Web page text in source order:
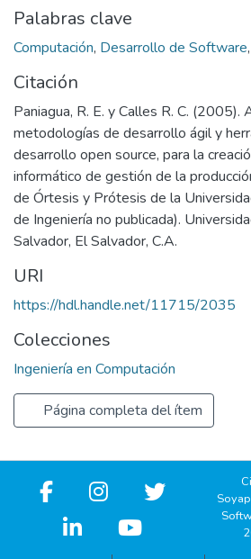
Palabras clave
Computación, Desarrollo de Software,
Citación
Paniagua, R. E. y Calles R. C. (2005).
metodologías de desarrollo ágil y
desarrollo open source, para la
informático de gestión de la
de Órtesis y Prótesis de la
de Ingeniería no publicada).
Salvador, El Salvador, C.A.
URI
https://hdl.handle.net/11715/2035
Colecciones
Ingeniería en Computación
Página completa del ítem